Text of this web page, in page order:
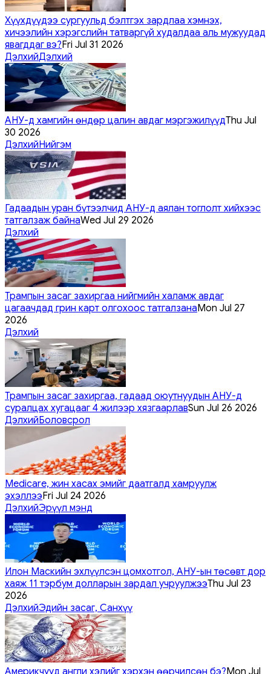
Хүүхдүүдээ сургуульд бэлтгэх зардлаа хэмнэх,
хичээлийн хэрэгслийн татваргүй худалдаа аль мужуудад
явагддаг вэ?Fri Jul 31 2026
ДэлхийДэлхий
АНУ-д хамгийн өндөр цалин авдаг мэргэжилүүдThu Jul
30 2026
ДэлхийНийгэм
Гадаадын уран бүтээлчид АНУ-д аялан тоглолт хийхээс
татгалзаж байнаWed Jul 29 2026
Дэлхий
Трампын засаг захиргаа нийгмийн халамж авдаг
цагаачдад грин карт олгохоос татгалзанаMon Jul 27
2026
Дэлхий
Трампын засаг захиргаа, гадаад оюутнуудын АНУ-д
суралцах хугацааг 4 жилээр хязгаарлавSun Jul 26 2026
ДэлхийБоловсрол
Medicare, жин хасах эмийг даатгалд хамруулж
эхэллээFri Jul 24 2026
ДэлхийЭрүүл мэнд
Илон Маскийн эхлүүлсэн цомхотгол, АНУ-ын төсөвт дор
хаяж 11 тэрбум долларын зардал учруулжээThu Jul 23
2026
ДэлхийЭдийн засаг, Санхүү
Америкчууд англи хэлийг хэрхэн өөрчилсөн бэ?Mon Jul